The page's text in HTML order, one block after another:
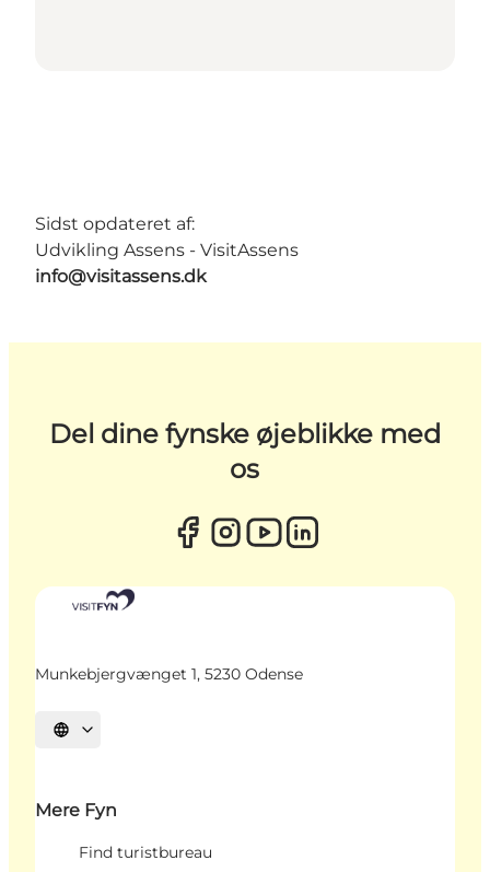
Sidst opdateret af:
Udvikling Assens - VisitAssens
info@visitassens.dk
Del dine fynske øjeblikke med
os
Munkebjergvænget 1, 5230 Odense
Vælg sprog
Mere Fyn
Find turistbureau